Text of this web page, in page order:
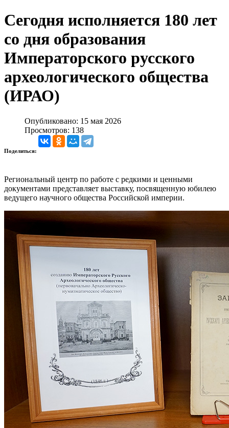
Сегодня исполняется 180 лет
со дня образования
Императорского русского
археологического общества
(ИРАО)
Опубликовано: 15 мая 2026
Просмотров: 138
Поделиться:
Региональный центр по работе с редкими и ценными
документами представляет выставку, посвященную юбилею
ведущего научного общества Российской империи.